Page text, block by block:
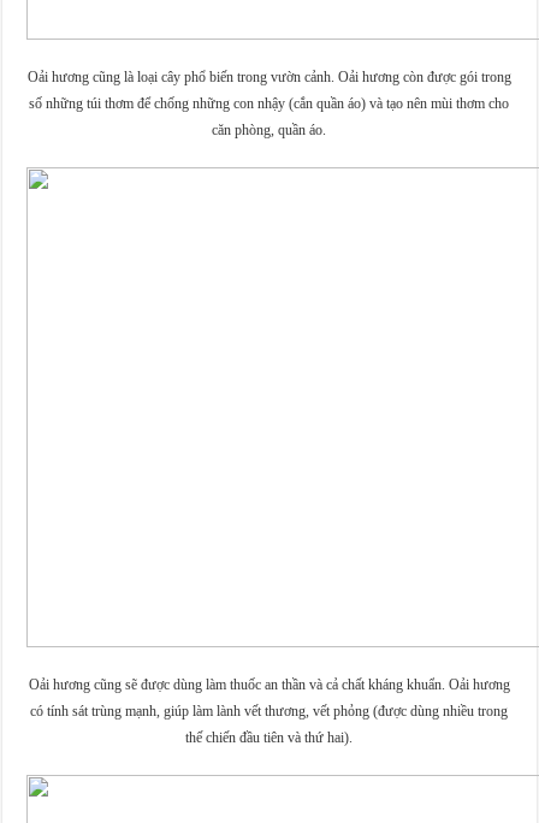
Oải hương cũng là loại cây phổ biến trong vườn cảnh. Oải hương còn được gói trong
số những túi thơm để chống những con nhậy (cắn quần áo) và tạo nên mùi thơm cho
căn phòng, quần áo.
Oải hương cũng sẽ được dùng làm thuốc an thần và cả chất kháng khuẩn. Oải hương
có tính sát trùng mạnh, giúp làm lành vết thương, vết phỏng (được dùng nhiều trong
thế chiến đầu tiên và thứ hai).